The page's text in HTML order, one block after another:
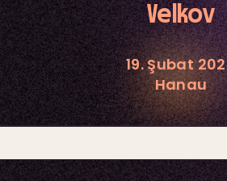
Velkov
19. Şubat
Hanau